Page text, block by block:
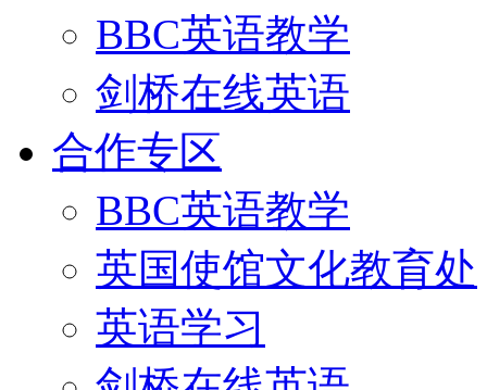
BBC英语教学
剑桥在线英语
合作专区
BBC英语教学
英国使馆文化教育处
英语学习